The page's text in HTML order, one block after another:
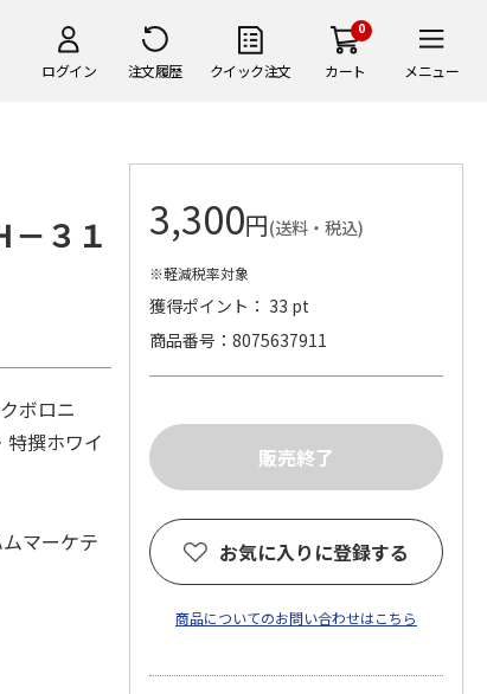
ログイン 注文履歴 クイック注文
0
カート メニュー
３１
ボロニ
撰ホワイ
マーケテ
3,300円(送料・税込)
※軽減税率対象
獲得ポイント： 33 pt
商品番号
8075637911
お気に入りに登録する
商品についてのお問い合わせはこちら